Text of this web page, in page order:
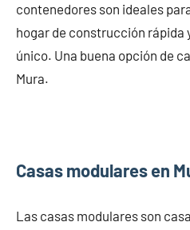
contenedores son ideales
hogar de construcción rápida
único. Una buena opción de
Mura.
Casas modulares en
Las casas modulares son